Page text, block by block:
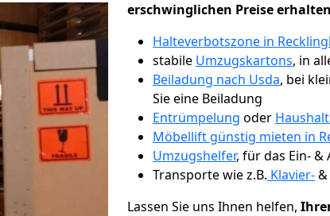
erschwinglichen Preise
Halteverbotszone in
stabile Umzugskartons, in
Beiladung nach Usda, bei
Sie eine Beiladung
Entrümpelung oder
Möbellift günstig mieten in
Umzugshelfer, für das Ein- &
Transporte wie z.B. Klavier-&
Lassen Sie uns Ihnen helfen,